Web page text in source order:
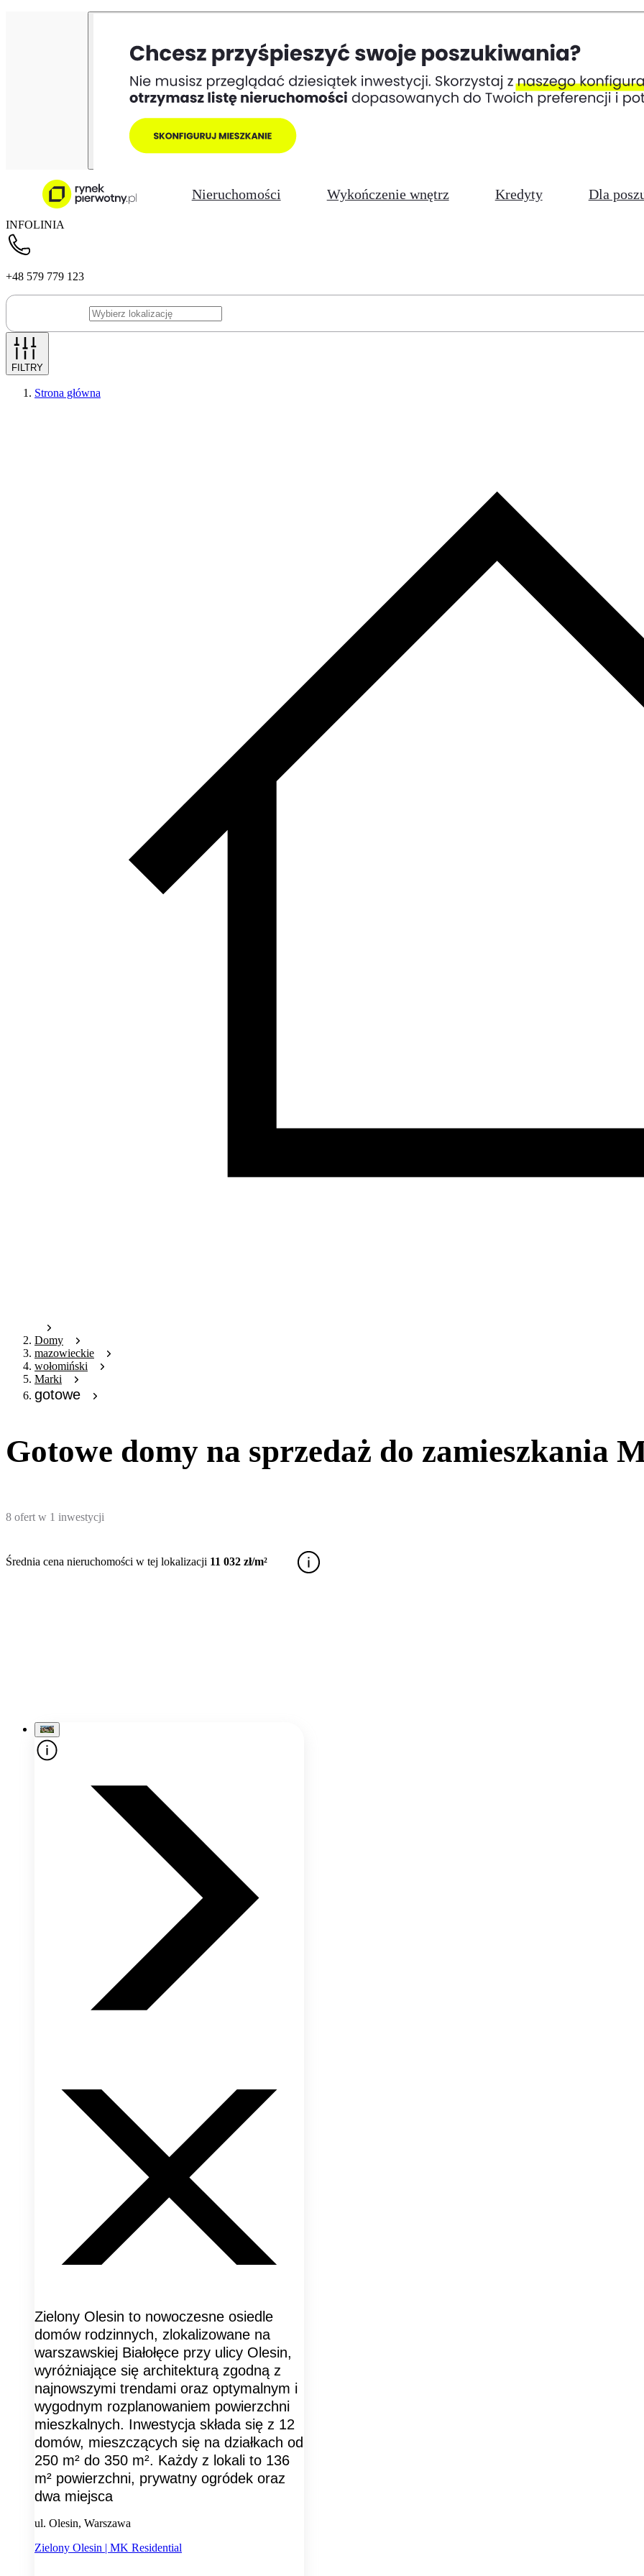
Nieruchomości Wykończenie wnętrz Kredyty Dla
INFOLINIA
+48 579 779 123
FILTRY
Strona główna
Domy
mazowieckie
wołomiński
Marki
gotowe
Gotowe domy na sprzedaż do zamieszkania
8 ofert w 1 inwestycji
Średnia cena nieruchomości w tej lokalizacji 11 032 zł/m²
Zielony Olesin to nowoczesne osiedle
domów rodzinnych, zlokalizowane na
warszawskiej Białołęce przy ulicy Olesin,
wyróżniające się architekturą zgodną z
najnowszymi trendami oraz optymalnym i
wygodnym rozplanowaniem powierzchni
mieszkalnych. Inwestycja składa się z 12
domów, mieszczących się na działkach od
250 m² do 350 m². Każdy z lokali to 136
m² powierzchni, prywatny ogródek oraz
dwa miejsca
ul. Olesin, Warszawa
Zielony Olesin | MK Residential